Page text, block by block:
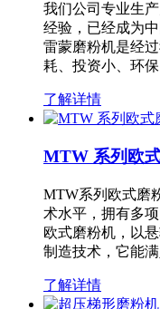
我们公司专业生
经验，已经成为
雷蒙磨粉机是经
耗、投资小、环
了解详情
MTW 系列欧
MTW系列欧式磨
术水平，拥有多
欧式磨粉机，以
制造技术，它能
了解详情